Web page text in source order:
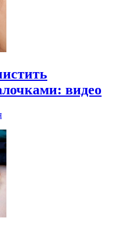
видео